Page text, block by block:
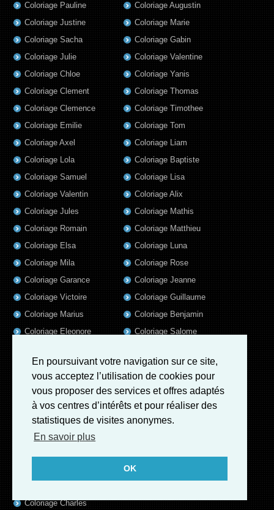
En poursuivant votre navigation sur ce site,
vous acceptez l’utilisation de cookies pour
vous proposer des services et offres adaptés
à vos centres d’intérêts et pour réaliser des
statistiques de visites anonymes.
En savoir plus
OK
Coloriage Pauline
Coloriage Justine
Coloriage Sacha
Coloriage Julie
Coloriage Chloe
Coloriage Clement
Coloriage Clemence
Coloriage Emilie
Coloriage Axel
Coloriage Lola
Coloriage Samuel
Coloriage Valentin
Coloriage Jules
Coloriage Romain
Coloriage Elsa
Coloriage Mila
Coloriage Garance
Coloriage Victoire
Coloriage Marius
Coloriage Eleonore
Coloriage Ava
Coloriage Simon
Coloriage Julien
Coloriage Lina
Coloriage Nina
Coloriage Augustin
Coloriage Marie
Coloriage Gabin
Coloriage Valentine
Coloriage Yanis
Coloriage Thomas
Coloriage Timothee
Coloriage Tom
Coloriage Liam
Coloriage Baptiste
Coloriage Lisa
Coloriage Alix
Coloriage Mathis
Coloriage Matthieu
Coloriage Luna
Coloriage Rose
Coloriage Jeanne
Coloriage Guillaume
Coloriage Benjamin
Coloriage Salome
Coloriage Ulysse
Coloriage Alicia
Coloriage Heloïse
Coloriage Iris
Coloriage Charles